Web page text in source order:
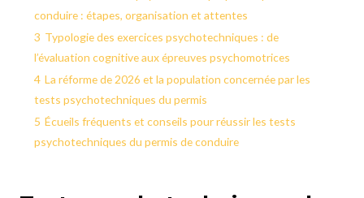
conduire : étapes, organisation et attentes
3 Typologie des exercices psychotechniques : de
l’évaluation cognitive aux épreuves psychomotrices
4 La réforme de 2026 et la population concernée par les
tests psychotechniques du permis
5 Écueils fréquents et conseils pour réussir les tests
psychotechniques du permis de conduire